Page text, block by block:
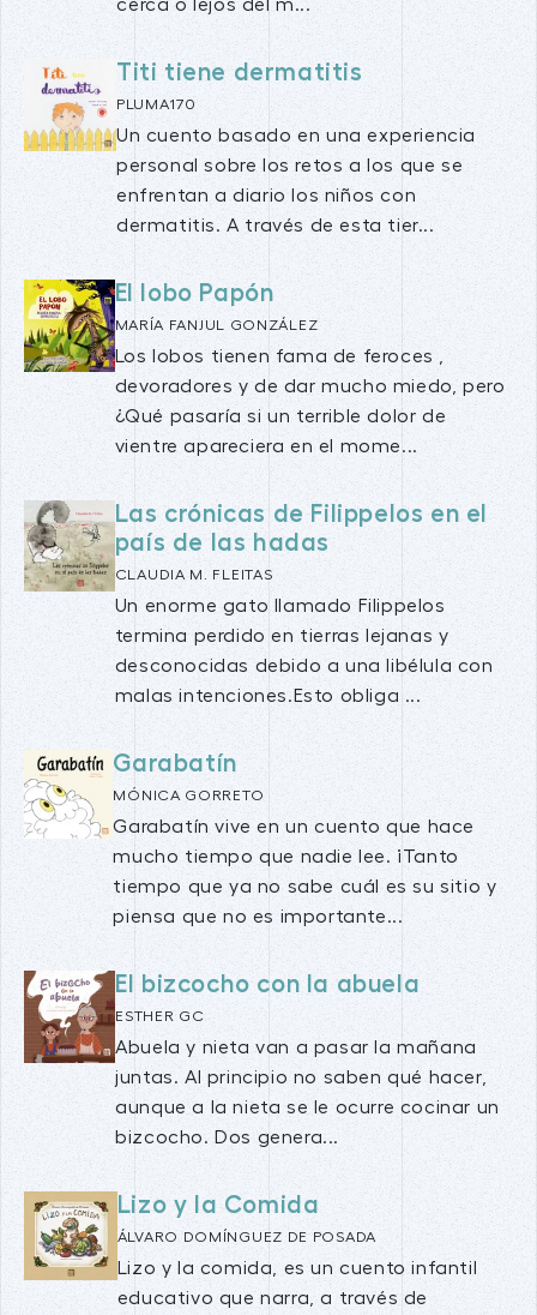
cerca o lejos del m...
Titi tiene dermatitis
PLUMA170
Un cuento basado en una experiencia
personal sobre los retos a los que se
enfrentan a diario los niños con
dermatitis. A través de esta tier...
El lobo Papón
MARÍA FANJUL GONZÁLEZ
Los lobos tienen fama de feroces ,
devoradores y de dar mucho miedo, pero
¿Qué pasaría si un terrible dolor de
vientre apareciera en el mome...
Las crónicas de Filippelos en el
país de las hadas
CLAUDIA M. FLEITAS
Un enorme gato llamado Filippelos
termina perdido en tierras lejanas y
desconocidas debido a una libélula con
malas intenciones.Esto obliga ...
Garabatín
MÓNICA GORRETO
Garabatín vive en un cuento que hace
mucho tiempo que nadie lee. ¡Tanto
tiempo que ya no sabe cuál es su sitio y
piensa que no es importante...
El bizcocho con la abuela
ESTHER GC
Abuela y nieta van a pasar la mañana
juntas. Al principio no saben qué hacer,
aunque a la nieta se le ocurre cocinar un
bizcocho. Dos genera...
Lizo y la Comida
ÁLVARO DOMÍNGUEZ DE POSADA
Lizo y la comida, es un cuento infantil
educativo que narra, a través de